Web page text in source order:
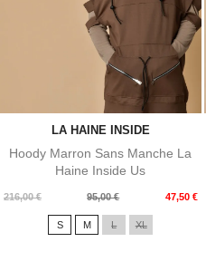
LA HAINE INSIDE
Hoody Marron Sans Manche La
Haine Inside Us
216,00 €
Prix
95,00 € 47,50 €
Prix
S M L XL